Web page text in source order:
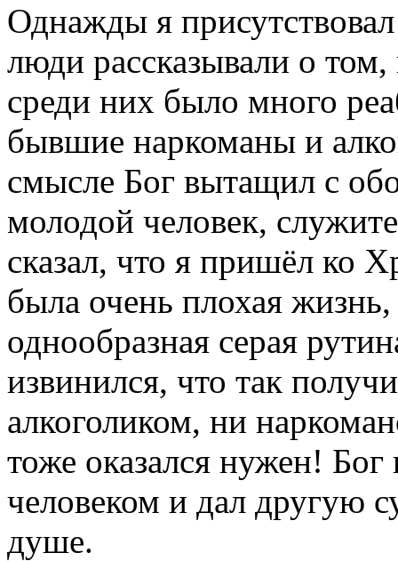
Однажды я
люди рассказывали о
среди них было много
бывшие наркоманы и
смысле Бог вытащил с
молодой человек,
сказал, что я пришёл ко
была очень плохая
однообразная серая
извинился, что так
алкоголиком, ни
тоже оказался нужен!
человеком и дал другую
душе.